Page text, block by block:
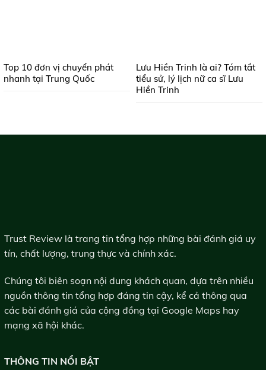
Top 10 đơn vị chuyển phát
nhanh tại Trung Quốc
Lưu Hiền Trinh là ai? Tóm tắt
tiểu sử, lý lịch nữ ca sĩ Lưu
Hiền Trinh
Trust Review là trang tin tổng hợp những bài đánh giá uy
tín, chất lượng, trung thực và chính xác.
Chúng tôi biên soạn nội dung khách quan, dựa trên nhiều
nguồn thông tin tổng hợp đáng tin cậy, kể cả thông qua
các bài đánh giá của cộng đồng tại Google Maps hay
mạng xã hội khác.
THÔNG TIN NỔI BẬT